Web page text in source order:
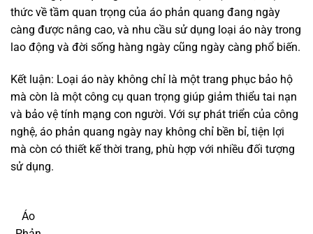
thức về tầm quan trọng của áo phản quang đang ngày
càng được nâng cao, và nhu cầu sử dụng loại áo này trong
lao động và đời sống hàng ngày cũng ngày càng phổ biến.
Kết luận: Loại áo này không chỉ là một trang phục bảo hộ
mà còn là một công cụ quan trọng giúp giảm thiểu tai nạn
và bảo vệ tính mạng con người. Với sự phát triển của công
nghệ, áo phản quang ngày nay không chỉ bền bỉ, tiện lợi
mà còn có thiết kế thời trang, phù hợp với nhiều đối tượng
sử dụng.